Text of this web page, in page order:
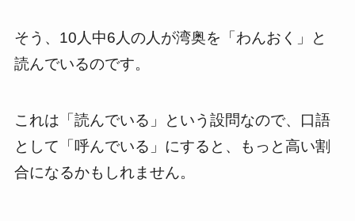
そう、10人中6人の人が湾奥を「わんおく」と
読んでいるのです。
これは「読んでいる」という設問なので、口語
として「呼んでいる」にすると、もっと高い割
合になるかもしれません。